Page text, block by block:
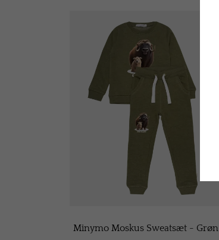
Minymo Moskus Sweatsæt - Grøn